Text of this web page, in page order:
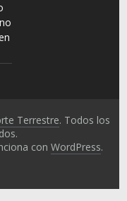
Terrestre. Todos los
conWordPress.